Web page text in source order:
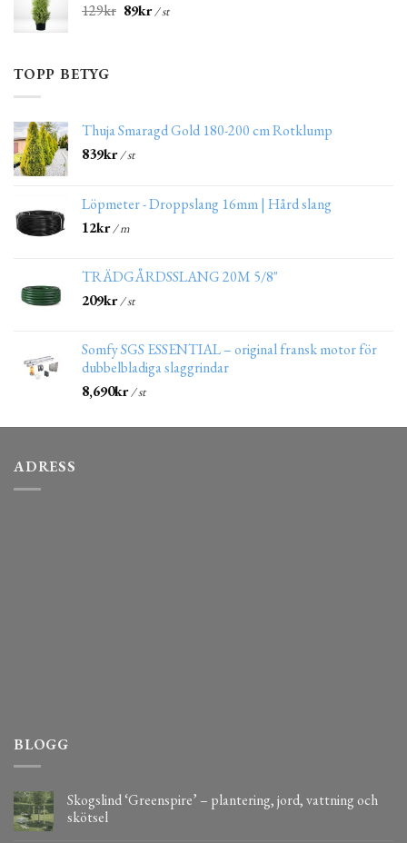
129kr 89kr/ st
TOPP BETYG
Thuja Smaragd Gold 180-200 cm Rotklump
839kr/ st
Löpmeter - Droppslang 16mm | Hård slang
12kr/ m
TRÄDGÅRDSSLANG 20M 5/8"
209kr/ st
Somfy SGS ESSENTIAL – original fransk motor för
dubbelbladiga slaggrindar
8,690kr/ st
ADRESS
BLOGG
Skogslind ‘Greenspire’ – plantering, jord, vattning och
skötsel